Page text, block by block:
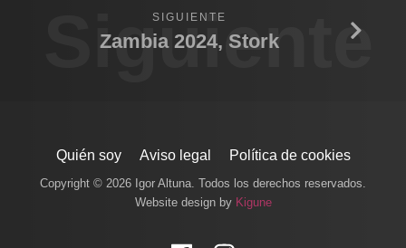
Siguiente
SIGUIENTE
Zambia 2024, Stork
Quién soy Aviso legal Política de cookies
Copyright © 2026 Igor Altuna. Todos los derechos reservados.
Website design by Kigune